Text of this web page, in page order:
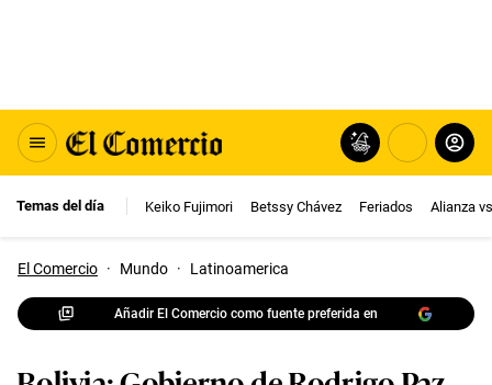
Temas del día Keiko Fujimori Betssy Chávez Feriados Alianza
El Comercio · Mundo · Latinoamerica
Añadir El Comercio como fuente preferida en